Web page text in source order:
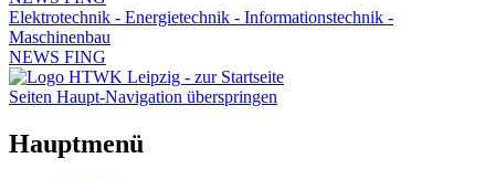
Elektrotechnik - Energietechnik - Informationstechnik -
Maschinenbau
NEWS FING
Seiten Haupt-Navigation überspringen
Hauptmenü